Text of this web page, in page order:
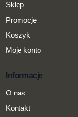
Sklep
Promocje
Koszyk
Moje konto
Informacje
O nas
Kontakt